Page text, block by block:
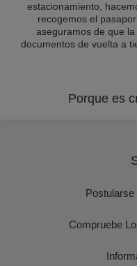
estacionamiento,
recogemos el
aseguramos de que
documentos de vuelta a
Porque es
Compruebe